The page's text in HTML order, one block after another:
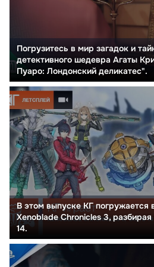
Погрузитесь в мир загадок и
детективного шедевра Агаты
Пуаро: Лондонский деликатес".
В этом выпуске КГ
Xenoblade Chronicles 3,
14.